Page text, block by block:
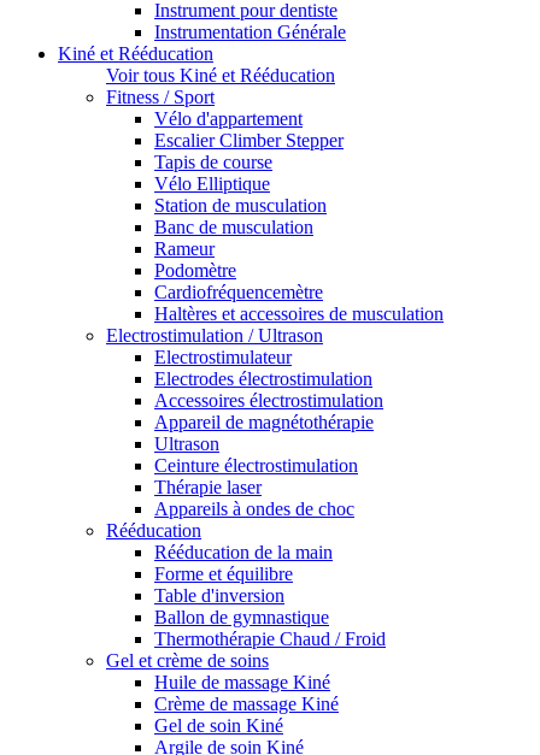
Instrument pour dentiste
Instrumentation Générale
Kiné et Rééducation
Voir tous Kiné et Rééducation
Fitness / Sport
Vélo d'appartement
Escalier Climber Stepper
Tapis de course
Vélo Elliptique
Station de musculation
Banc de musculation
Rameur
Podomètre
Cardiofréquencemètre
Haltères et accessoires de musculation
Electrostimulation / Ultrason
Electrostimulateur
Electrodes électrostimulation
Accessoires électrostimulation
Appareil de magnétothérapie
Ultrason
Ceinture électrostimulation
Thérapie laser
Appareils à ondes de choc
Rééducation
Rééducation de la main
Forme et équilibre
Table d'inversion
Ballon de gymnastique
Thermothérapie Chaud / Froid
Gel et crème de soins
Huile de massage Kiné
Crème de massage Kiné
Gel de soin Kiné
Argile de soin Kiné